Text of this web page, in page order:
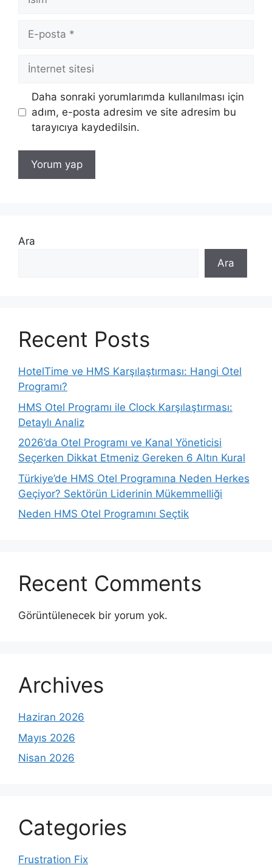
posta
İnternet
sitesi
Daha sonraki yorumlarımda kullanılması için
adım, e-posta adresim ve site adresim bu
tarayıcıya kaydedilsin.
Ara
Ara
Recent Posts
HotelTime ve HMS Karşılaştırması: Hangi Otel
Programı?
HMS Otel Programı ile Clock Karşılaştırması:
Detaylı Analiz
2026’da Otel Programı ve Kanal Yöneticisi
Seçerken Dikkat Etmeniz Gereken 6 Altın Kural
Türkiye’de HMS Otel Programına Neden Herkes
Geçiyor? Sektörün Liderinin Mükemmelliği
Neden HMS Otel Programını Seçtik
Recent Comments
Görüntülenecek bir yorum yok.
Archives
Haziran 2026
Mayıs 2026
Nisan 2026
Categories
Frustration Fix